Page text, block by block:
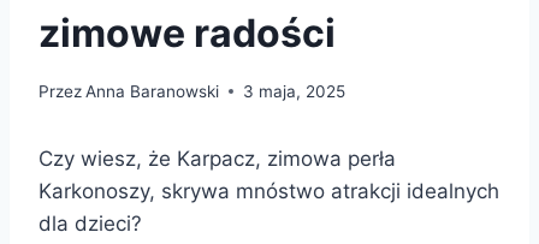
zimowe radości
PrzezAnna Baranowski 3 maja, 2025
Czy wiesz, że Karpacz, zimowa perła
Karkonoszy, skrywa mnóstwo atrakcji idealnych
dla dzieci?